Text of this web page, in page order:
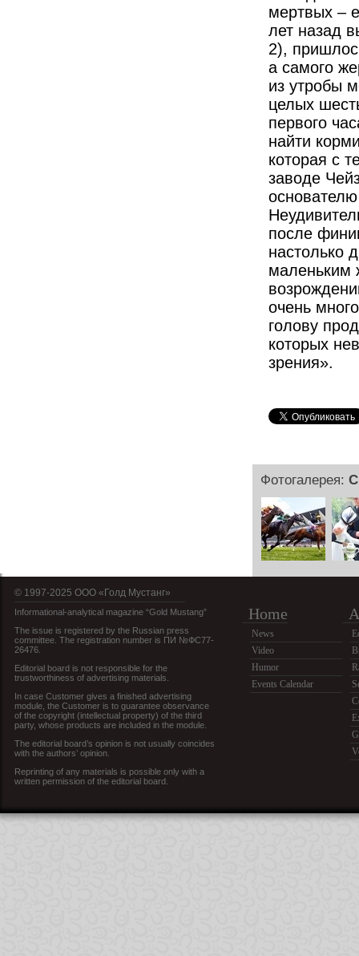
мертвых –
лет назад
2),
а самого
из утробы
целых
первого
найти
которая с
заводе
после
настолько
маленьким
очень
голову
которых
зрения».
Фотогалерея:
© 1997-2025 OOO «Голд Мустанг»
Informational-analytical magazine “Gold Mustang”
The issue is registered by the Russian press
committee. The registration number is ПИ №ФС77-
26476.
Editorial board is not responsible for the
trustworthiness of advertising materials.
In case Customer gives a finished advertising
module, the Customer is to guarantee observance
of the copyright (intellectual property) of the third
party, whose products are included in the module.
The editorial board’s opinion is not usually coincides
with the authors’ opinion.
Reprinting of any materials is possible only with a
written permission of the editorial board.
Home
News
Video
Humor
Events Calendar